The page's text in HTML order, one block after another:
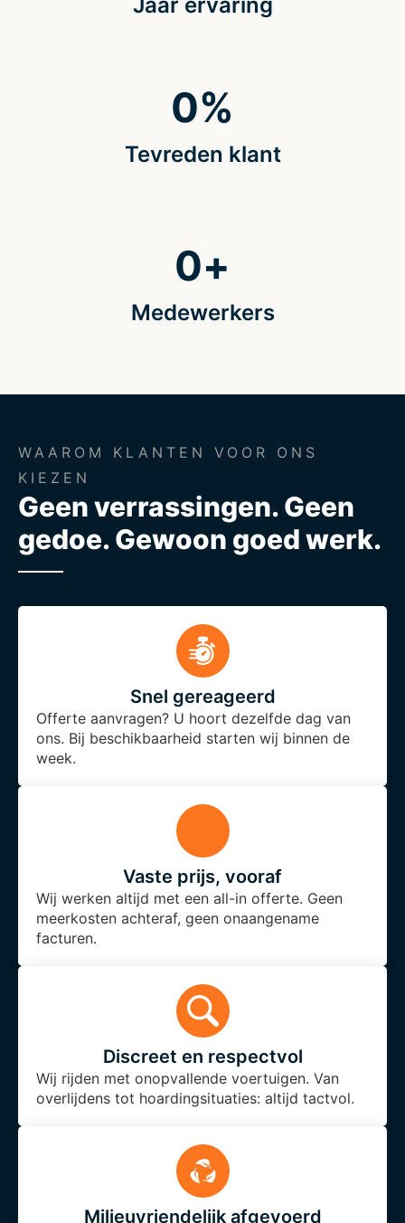
Tevreden klant
0%
Medewerkers
0+
WAAROM KLANTEN VOOR ONS
KIEZEN
Geen verrassingen. Geen
gedoe. Gewoon goed werk.
Snel gereageerd
Offerte aanvragen? U hoort dezelfde dag van
ons. Bij beschikbaarheid starten wij binnen de
week.
Vaste prijs, vooraf
Wij werken altijd met een all-in offerte. Geen
meerkosten achteraf, geen onaangename
facturen.
Discreet en respectvol
Wij rijden met onopvallende voertuigen. Van
overlijdens tot hoardingsituaties: altijd tactvol.
Milieuvriendelijk afgevoerd